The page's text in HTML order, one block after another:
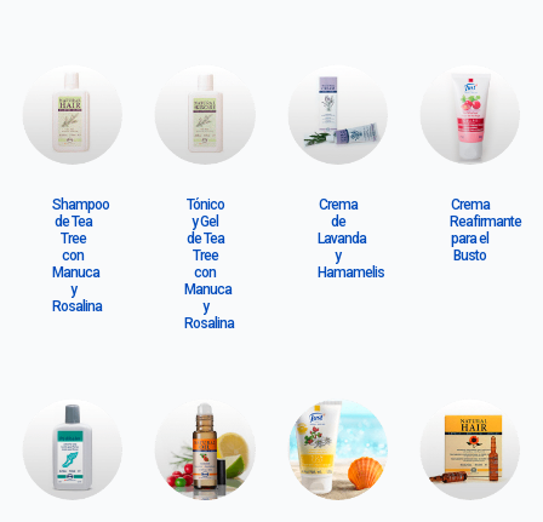
Shampoo
de Tea
Tree
con
Manuca
y
Rosalina
Tónico
y Gel
de Tea
Tree
con
Manuca
y
Rosalina
Crema
de
Lavanda
y
Hamamelis
Crema
Reafirmante
para el
Busto